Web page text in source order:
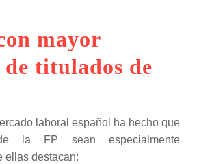
mayor
de titulados de
laboral español ha hecho que
la FP sean especialmente
ellas destacan: